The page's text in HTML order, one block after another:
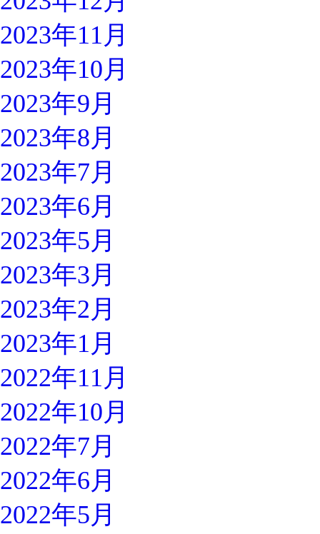
2023年11月
2023年10月
2023年9月
2023年8月
2023年7月
2023年6月
2023年5月
2023年3月
2023年2月
2023年1月
2022年11月
2022年10月
2022年7月
2022年6月
2022年5月